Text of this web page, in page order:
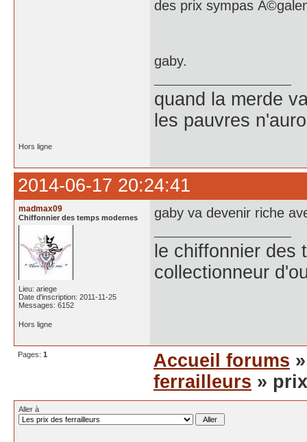
des prix sympas
gaby.
quand la merde
les pauvres
Hors ligne
2014-06-17 20:24:41
madmax09
Chiffonnier des temps modernes
Lieu: ariege
Date d'inscription: 2011-11-25
Messages: 6152
gaby va devenir riche
le chiffonnier des
collectionneur
Hors ligne
Pages: 1 Accueil forums
ferrailleurs »
Aller à